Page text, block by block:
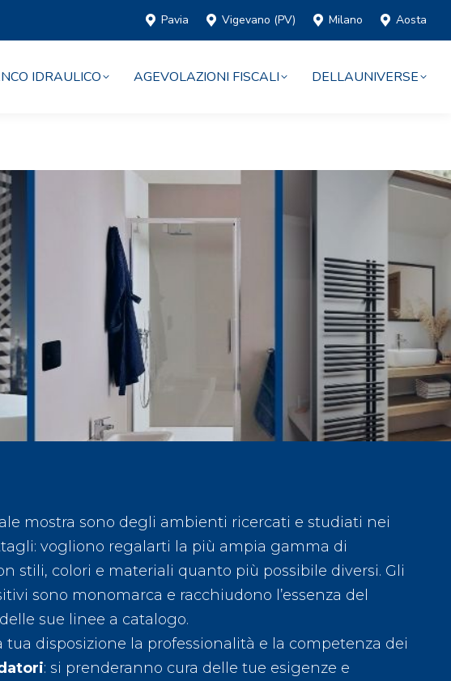
Pavia Vigevano (PV) Milano Aosta
IDRAULICO AGEVOLAZIONI FISCALI DELLAUNIVERSE
mostra sono degli ambienti ricercati e studiati nei
vogliono regalarti la più ampia gamma di
stili, colori e materiali quanto più possibile diversi. Gli
sono monomarca e racchiudono l’essenza del
sue linee a catalogo.
tua disposizione la professionalità e la competenza dei
: si prenderanno cura delle tue esigenze e